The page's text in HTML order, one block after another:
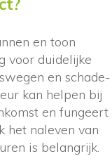
en toon
voor duidelijke
en schade-
kan helpen bij
en fungeert
het naleven van
is belangrijk.